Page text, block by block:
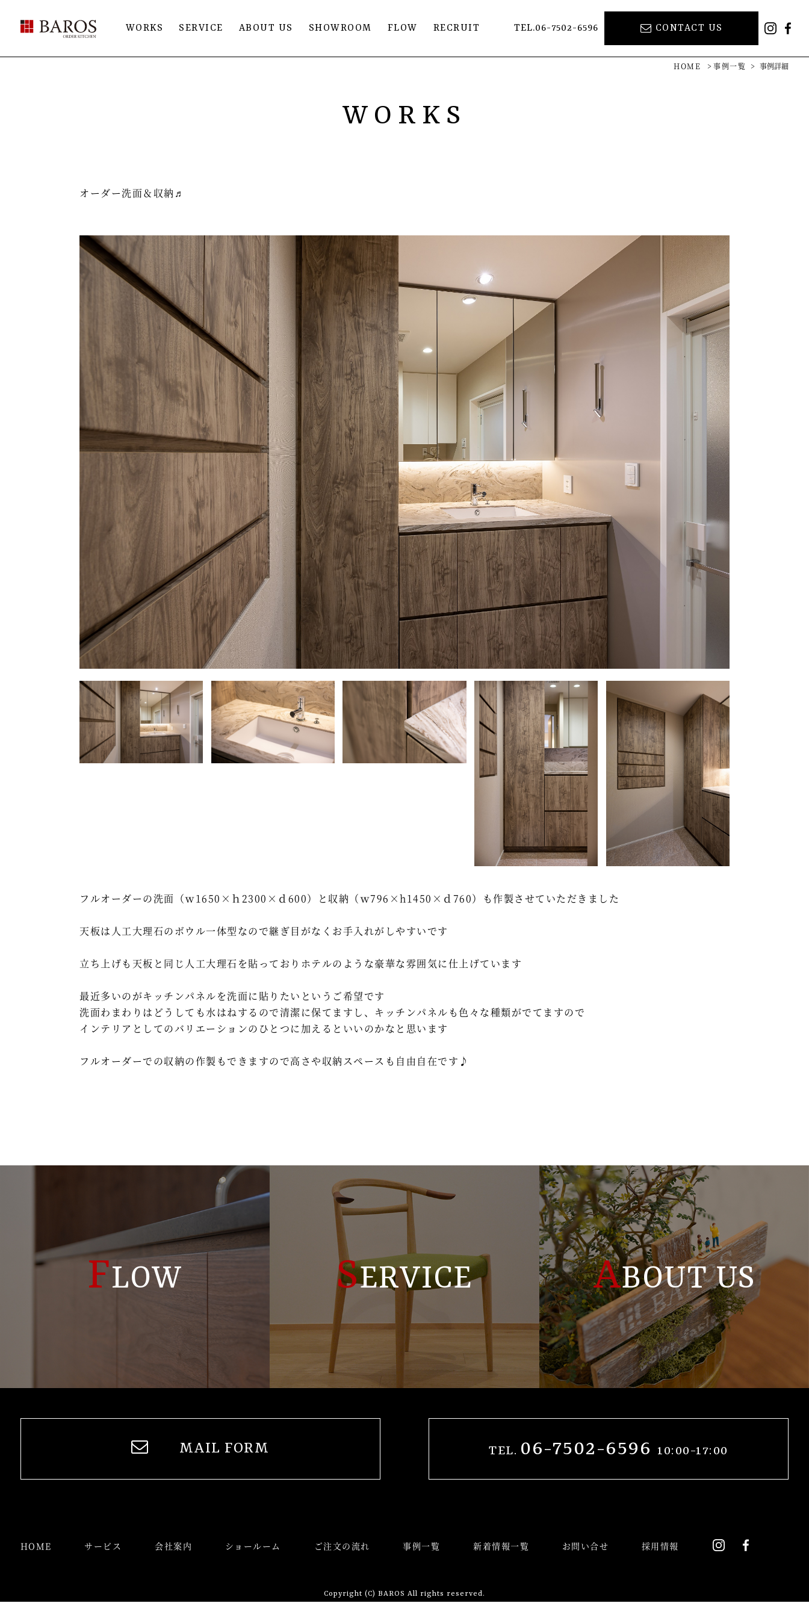
WORKS SERVICE ABOUT US SHOWROOM FLOW RECRUIT TEL.06-7502-6596
CONTACT US
HOME >事例一覧 > 事例詳細
WORKS
オーダー洗面＆収納♬
フルオーダーの洗面（ｗ1650×ｈ2300×ｄ600）と収納（ｗ796×h1450×ｄ760）も作製させていただきました
天板は人工大理石のボウル一体型なので継ぎ目がなくお手入れがしやすいです
立ち上げも天板と同じ人工大理石を貼っておりホテルのような豪華な雰囲気に仕上げています
最近多いのがキッチンパネルを洗面に貼りたいというご希望です
洗面わまわりはどうしても水はねするので清潔に保てますし、キッチンパネルも色々な種類がでてますので
インテリアとしてのバリエーションのひとつに加えるといいのかなと思います
フルオーダーでの収納の作製もできますので高さや収納スペースも自由自在です♪
FLOW SERVICE ABOUT US
MAIL FORM TEL. 06-7502-6596 10:00-17:00
HOME サービス 会社案内 ショールーム ご注文の流れ 事例一覧 新着情報一覧 お問い合せ 採用情報
instagram
Copyright (C) BAROS All rights reserved.